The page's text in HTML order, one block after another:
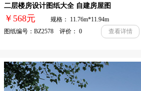
二层楼房设计图纸大全 自建房屋图
￥568元
规格： 11.76m*11.94m
图纸编号：BZ2578 评价： 0
查看详情